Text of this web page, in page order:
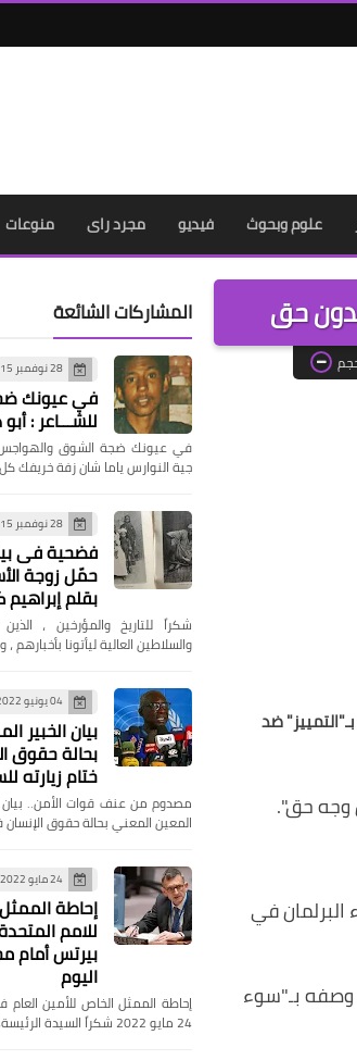
علوم وبحوث فيديو مجرد راى منوعات
حق
ضد
وجه حق".
البرلمان في
وصفه بـ"سوء
المشاركات الشائعة
28 نوفمبر 2015
في عيونك
للشـــاعر :
في عيونك ضجة الشوق والهواجس
جية النوارس ياما شان زفة
28 نوفمبر 2015
فضحية فى
حمّل زوجة
بقلم إبراهيم
شكراً للتاريخ والمؤرخين ،
والسلاطين العالية ليأتونا بأخبارهم
04 يونيو 2022
بيان الخبير
بحالة حقوق
ختام زيارته
مصدوم من عنف قوات الأمن.. بيان
المعين المعني بحالة حقوق
24 مايو 2022
إحاطة
للامم
بيرتس أمام
اليوم
إحاطة الممثل الخاص للأمين
24 مايو 2022 شكراً السيدة الرئيسة، أعضاء مجلس الأمن، …